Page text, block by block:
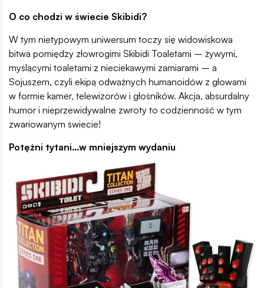
O co chodzi w świecie Skibidi?
W tym nietypowym uniwersum toczy się widowiskowa
bitwa pomiędzy złowrogimi Skibidi Toaletami – żywymi,
myślącymi toaletami z nieciekawymi zamiarami – a
Sojuszem, czyli ekipą odważnych humanoidów z głowami
w formie kamer, telewizorów i głośników. Akcja, absurdalny
humor i nieprzewidywalne zwroty to codzienność w tym
zwariowanym świecie!
Potężni tytani…w mniejszym wydaniu